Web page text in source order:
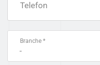
Telefon
Branche *
-